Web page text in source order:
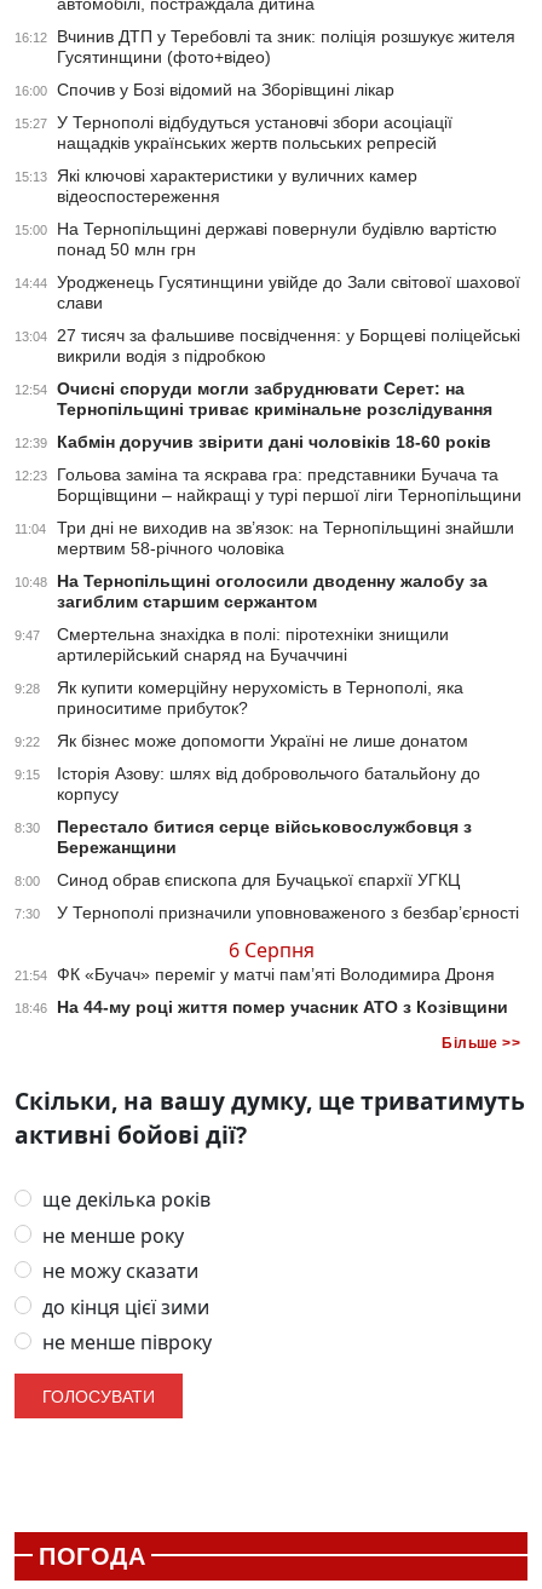
16:12
Вчинив ДТП у Теребовлі та зник: поліція розшукує жителя
Гусятинщини (фото+відео)
16:00 Спочив у Бозі відомий на Зборівщині лікар
15:27
У Тернополі відбудуться установчі збори асоціації
нащадків українських жертв польських репресій
15:13
Які ключові характеристики у вуличних камер
відеоспостереження
15:00
На Тернопільщині державі повернули будівлю вартістю
понад 50 млн грн
14:44
Уродженець Гусятинщини увійде до Зали світової шахової
слави
13:04
27 тисяч за фальшиве посвідчення: у Борщеві поліцейські
викрили водія з підробкою
12:54
Очисні споруди могли забруднювати Серет: на
Тернопільщині триває кримінальне розслідування
12:39 Кабмін доручив звірити дані чоловіків 18-60 років
12:23
Гольова заміна та яскрава гра: представники Бучача та
Борщівщини – найкращі у турі першої ліги Тернопільщини
11:04
Три дні не виходив на зв’язок: на Тернопільщині знайшли
мертвим 58-річного чоловіка
10:48
На Тернопільщині оголосили дводенну жалобу за
загиблим старшим сержантом
9:47
Смертельна знахідка в полі: піротехніки знищили
артилерійський снаряд на Бучаччині
9:28
Як купити комерційну нерухомість в Тернополі, яка
приноситиме прибуток?
9:22 Як бізнес може допомогти Україні не лише донатом
9:15
Історія Азову: шлях від добровольчого батальйону до
корпусу
8:30
Перестало битися серце військовослужбовця з
Бережанщини
8:00 Синод обрав єпископа для Бучацької єпархії УГКЦ
7:30 У Тернополі призначили уповноваженого з безбар’єрності
6 Серпня
21:54 ФК «Бучач» переміг у матчі пам’яті Володимира Дроня
18:46 На 44-му році життя помер учасник АТО з Козівщини
Більше >>
Скільки, на вашу думку, ще триватимуть
активні бойові дії?
ще декілька років
не менше року
не можу сказати
до кінця цієї зими
не менше півроку
ПОГОДА